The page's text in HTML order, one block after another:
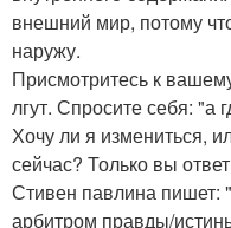
внешний мир, потому
наружу.
Присмотритесь к
лгут. Спросите себя: "а
Хочу ли я измениться,
сейчас? Только вы
Стивен павлина пишет:
арбитром правды/